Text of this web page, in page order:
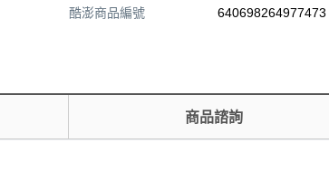
酷澎商品編號
商品諮詢